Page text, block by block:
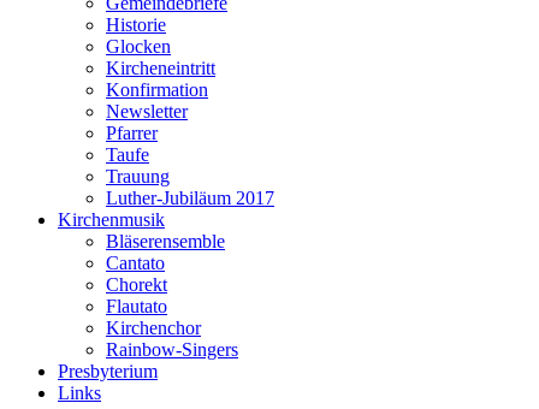
Historie
Glocken
Kircheneintritt
Konfirmation
Newsletter
Pfarrer
Taufe
Trauung
Luther-Jubiläum 2017
Kirchenmusik
Bläserensemble
Cantato
Chorekt
Flautato
Kirchenchor
Rainbow-Singers
Presbyterium
Links